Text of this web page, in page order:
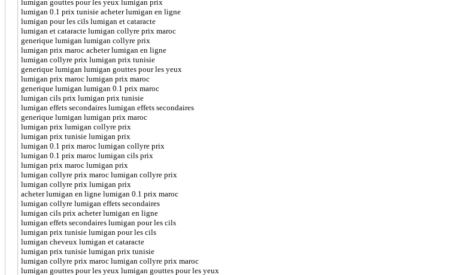
lumigan gouttes pour les yeux lumigan prix
lumigan 0.1 prix tunisie acheter lumigan en ligne
lumigan pour les cils lumigan et cataracte
lumigan et cataracte lumigan collyre prix maroc
generique lumigan lumigan collyre prix
lumigan prix maroc acheter lumigan en ligne
lumigan collyre prix lumigan prix tunisie
generique lumigan lumigan gouttes pour les yeux
lumigan prix maroc lumigan prix maroc
generique lumigan lumigan 0.1 prix maroc
lumigan cils prix lumigan prix tunisie
lumigan effets secondaires lumigan effets secondaires
generique lumigan lumigan prix maroc
lumigan prix lumigan collyre prix
lumigan prix tunisie lumigan prix
lumigan 0.1 prix maroc lumigan collyre prix
lumigan 0.1 prix maroc lumigan cils prix
lumigan prix maroc lumigan prix
lumigan collyre prix maroc lumigan collyre prix
lumigan collyre prix lumigan prix
acheter lumigan en ligne lumigan 0.1 prix maroc
lumigan collyre lumigan effets secondaires
lumigan cils prix acheter lumigan en ligne
lumigan effets secondaires lumigan pour les cils
lumigan prix tunisie lumigan pour les cils
lumigan cheveux lumigan et cataracte
lumigan prix tunisie lumigan prix tunisie
lumigan collyre prix maroc lumigan collyre prix maroc
lumigan gouttes pour les yeux lumigan gouttes pour les yeux